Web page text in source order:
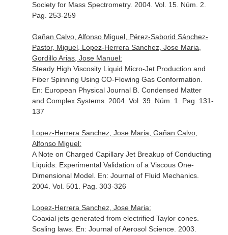
Society for Mass Spectrometry. 2004. Vol. 15. Núm. 2.
Pag. 253-259
Gañan Calvo, Alfonso Miguel, Pérez-Saborid Sánchez-
Pastor, Miguel, Lopez-Herrera Sanchez, Jose Maria,
Gordillo Arias, Jose Manuel:
Steady High Viscosity Liquid Micro-Jet Production and
Fiber Spinning Using CO-Flowing Gas Conformation.
En: European Physical Journal B. Condensed Matter
and Complex Systems. 2004. Vol. 39. Núm. 1. Pag. 131-
137
Lopez-Herrera Sanchez, Jose Maria, Gañan Calvo,
Alfonso Miguel:
A Note on Charged Capillary Jet Breakup of Conducting
Liquids: Experimental Validation of a Viscous One-
Dimensional Model. En: Journal of Fluid Mechanics.
2004. Vol. 501. Pag. 303-326
Lopez-Herrera Sanchez, Jose Maria:
Coaxial jets generated from electrified Taylor cones.
Scaling laws. En: Journal of Aerosol Science. 2003.